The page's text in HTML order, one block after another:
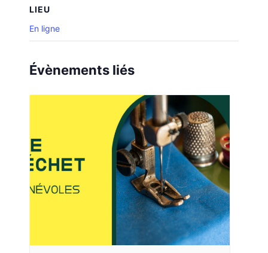
LIEU
En ligne
Évènements liés